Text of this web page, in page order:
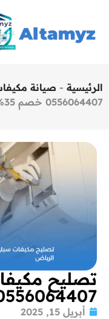
الرئيسية - صيانة
0556064407 خصم 35%
تصليح
0556064407 خصم
أبريل 15, 2025